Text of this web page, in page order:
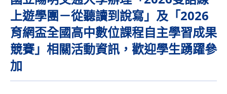
上遊學團－從聽讀到說寫」及「2026
育網盃全國高中數位課程自主學習成果
競賽」相關活動資訊，歡迎學生踴躍參
加